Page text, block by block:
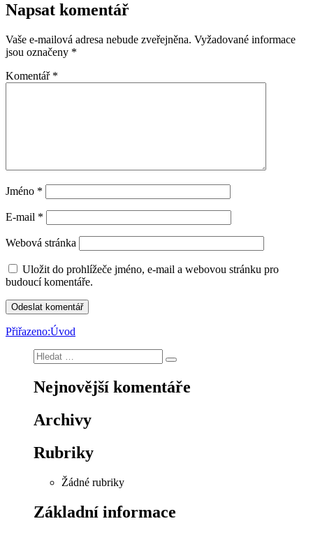
Napsat komentář
Vaše e-mailová adresa nebude zveřejněna. Vyžadované informace
jsou označeny *
Komentář *
Jméno *
E-mail *
Webová stránka
Uložit do prohlížeče jméno, e-mail a webovou stránku pro
budoucí komentáře.
Navigace
Přiřazeno:Úvod
Hledat:
Hledání
Nejnovější komentáře
Archivy
Rubriky
Žádné rubriky
Základní informace